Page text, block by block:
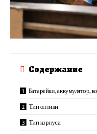
Содержание
Батарейки, аккумулятор,
Тип оптики
Тип корпуса